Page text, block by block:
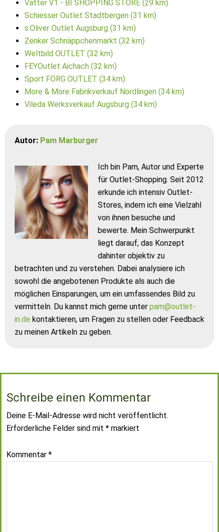
Vatter V1 - BI SHOPPING STORE (29 km)
Schiesser Outlet Stadtbergen (31 km)
s.Oliver Outlet Augsburg (31 km)
Zenker Schnäppchenmarkt (32 km)
Weltbild OUTLET (32 km)
FEYOutlet Aichach (32 km)
Sport FÖRG OUTLET (34 km)
More & More Fabrikverkauf Nördlingen (34 km)
Vileda Werksverkauf Augsburg (34 km)
Autor: Pam Marburger
Ich bin Pam, Autor und Experte
für Outlet-Shopping. Seit 2012
erkunde ich intensiv Outlet-
Stores, indem ich eine Vielzahl
von ihnen besuche und
bewerte. Mein Schwerpunkt
liegt darauf, das Konzept
dahinter objektiv zu
betrachten und zu verstehen. Dabei analysiere ich
sowohl die angebotenen Produkte als auch die
möglichen Einsparungen, um ein umfassendes Bild zu
vermitteln. Du kannst mich gerne unter pam@outlet-
in.de kontaktieren, um Fragen zu stellen oder Feedback
zu meinen Artikeln zu geben.
Schreibe einen Kommentar
Deine E-Mail-Adresse wird nicht veröffentlicht.
Erforderliche Felder sind mit * markiert
Kommentar *